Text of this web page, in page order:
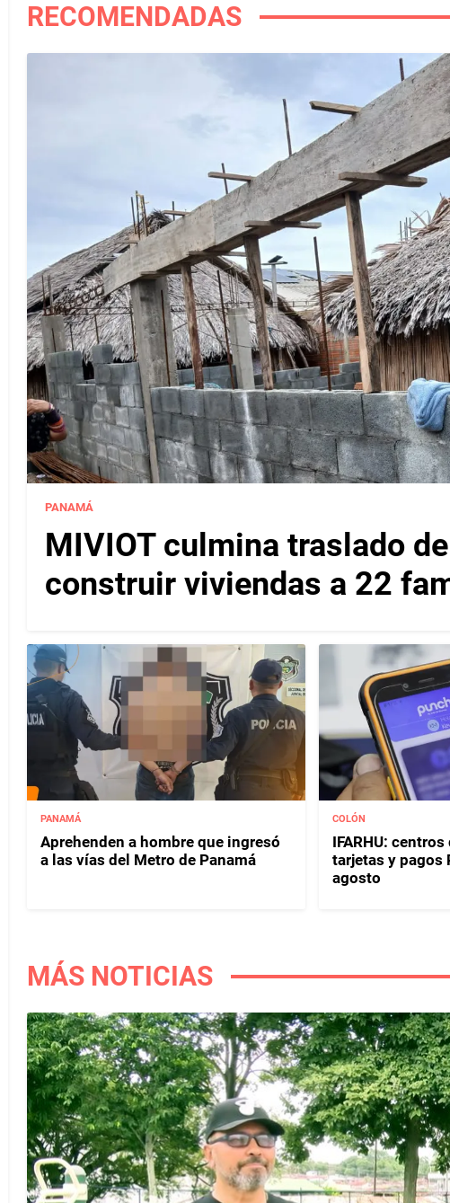
RECOMENDADAS
PANAMÁ
MIVIOT culmina traslado
construir viviendas a 22
PANAMÁ
Aprehenden a hombre que ingresó
a las vías del Metro de Panamá
COLÓN
IFARHU:
tarjetas y pagos
agosto
MÁS NOTICIAS